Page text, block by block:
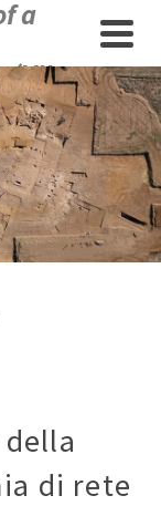
a
(VII-
di rete